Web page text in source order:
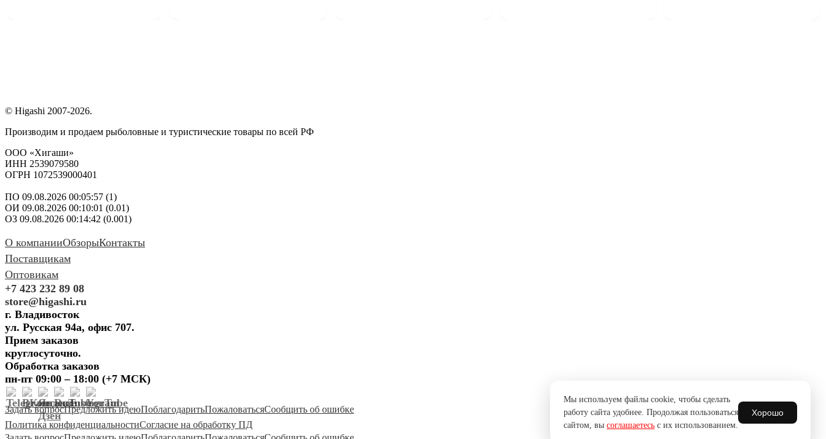
© Higashi 2007-2026.
Производим и продаем рыболовные и туристические товары по всей РФ
ООО «Хигаши»
ИНН 2539079580
ОГРН 1072539000401
ПО 09.08.2026 00:05:57 (1)
ОИ 09.08.2026 00:10:01 (0.01)
ОЗ 09.08.2026 00:14:42 (0.001)
О компанииОбзорыКонтакты
Поставщикам
Оптовикам
+7 423 232 89 08
store@higashi.ru
г. Владивосток
ул. Русская 94а, офис 707.
Прием заказов
круглосуточно.
Обработка заказов
пн-пт 09:00 – 18:00 (+7 МСК)
Задать вопросПредложить идеюПоблагодаритьПожаловатьсяСообщить об ошибке
Политика конфиденциальностиСогласие на обработку ПД
Мы используем файлы cookie, чтобы сделать
работу сайта удобнее. Продолжая пользоваться
сайтом, вы соглашаетесь с их использованием.
Хорошо